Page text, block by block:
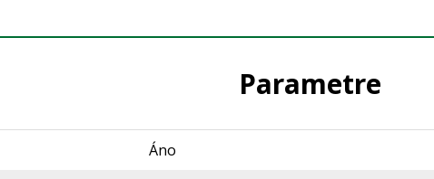
Parametre
Áno